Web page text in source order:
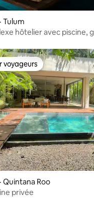
Tulum
hôtelier avec piscine,
voyageurs
voyageurs
Roo
privée